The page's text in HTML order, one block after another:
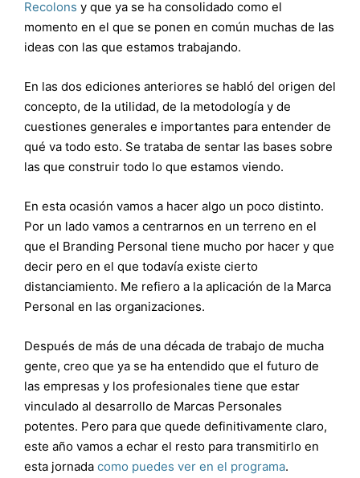
Recolons y que ya se ha consolidado como el
momento en el que se ponen en común muchas de las
ideas con las que estamos trabajando.
En las dos ediciones anteriores se habló del origen del
concepto, de la utilidad, de la metodología y de
cuestiones generales e importantes para entender de
qué va todo esto. Se trataba de sentar las bases sobre
las que construir todo lo que estamos viendo.
En esta ocasión vamos a hacer algo un poco distinto.
Por un lado vamos a centrarnos en un terreno en el
que el Branding Personal tiene mucho por hacer y que
decir pero en el que todavía existe cierto
distanciamiento. Me refiero a la aplicación de la Marca
Personal en las organizaciones.
Después de más de una década de trabajo de mucha
gente, creo que ya se ha entendido que el futuro de
las empresas y los profesionales tiene que estar
vinculado al desarrollo de Marcas Personales
potentes. Pero para que quede definitivamente claro,
este año vamos a echar el resto para transmitirlo en
esta jornada como puedes ver en el programa.